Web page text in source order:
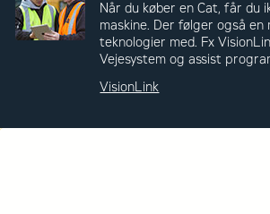
Når du køber en Cat, får du
maskine. Der følger også en
teknologier med. Fx
Vejesystem og assist
VisionLink